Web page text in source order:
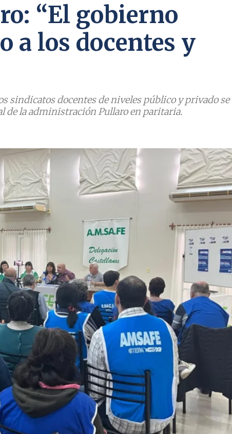
“El gobierno
a los docentes y
sindicatos docentes de niveles público y privado se
de la administración Pullaro en paritaria.